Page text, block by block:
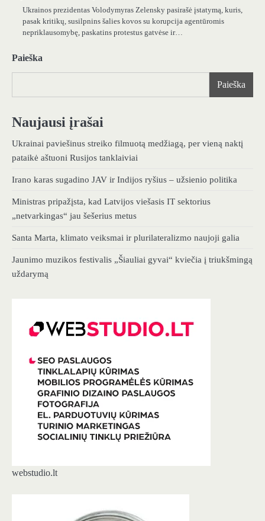
Ukrainos prezidentas Volodymyras Zelensky pasirašė įstatymą, kuris,
pasak kritikų, susilpnins šalies kovos su korupcija agentūromis
nepriklausomybę, paskatins protestus gatvėse ir…
Paieška
Paieška
Naujausi įrašai
Ukrainai paviešinus streiko filmuotą medžiagą, per vieną naktį
pataikė aštuoni Rusijos tanklaiviai
Irano karas sugadino JAV ir Indijos ryšius – užsienio politika
Ministras pripažįsta, kad Latvijos viešasis IT sektorius
„netvarkingas“ jau šešerius metus
Santa Marta, klimato veiksmai ir plurilateralizmo naujoji galia
Jaunimo muzikos festivalis „Šiauliai gyvai“ kviečia į triukšmingą
uždarymą
webstudio.lt